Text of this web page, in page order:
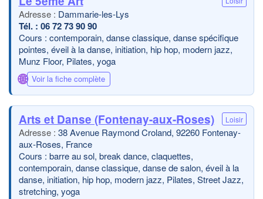
Dammarie-les-Lys
06 72 73 90 90
Cours : contemporain, danse classique, danse spécifique
pointes, éveil à la danse, initiation, hip hop, modern jazz,
Munz Floor, Pilates, yoga
🌐 Voir la fiche complète
Arts et Danse (Fontenay-aux-Roses) Loisir
38 Avenue Raymond Croland, 92260 Fontenay-
aux-Roses, France
Cours : barre au sol, break dance, claquettes,
contemporain, danse classique, danse de salon, éveil à la
danse, initiation, hip hop, modern jazz, Pilates, Street Jazz,
stretching, yoga